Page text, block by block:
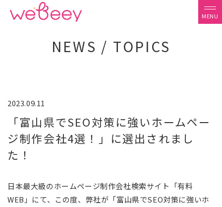
NEWS / TOPICS
2023.09.11
「富山県でSEO対策に強いホームペー
ジ制作会社4選！」に選出されまし
た！
日本最大級のホームページ制作会社検索サイト「有料
WEB」にて、この度、弊社が「富山県でSEO対策に強いホ